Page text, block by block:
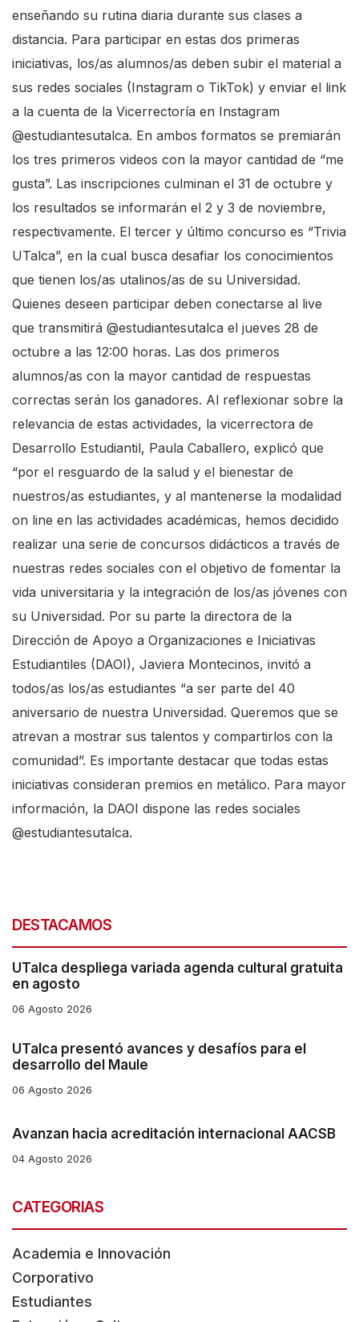
enseñando su rutina diaria durante sus clases a
distancia. Para participar en estas dos primeras
iniciativas, los/as alumnos/as deben subir el material a
sus redes sociales (Instagram o TikTok) y enviar el link
a la cuenta de la Vicerrectoría en Instagram
@estudiantesutalca. En ambos formatos se premiarán
los tres primeros videos con la mayor cantidad de “me
gusta”. Las inscripciones culminan el 31 de octubre y
los resultados se informarán el 2 y 3 de noviembre,
respectivamente. El tercer y último concurso es “Trivia
UTalca”, en la cual busca desafiar los conocimientos
que tienen los/as utalinos/as de su Universidad.
Quienes deseen participar deben conectarse al live
que transmitirá @estudiantesutalca el jueves 28 de
octubre a las 12:00 horas. Las dos primeros
alumnos/as con la mayor cantidad de respuestas
correctas serán los ganadores. Al reflexionar sobre la
relevancia de estas actividades, la vicerrectora de
Desarrollo Estudiantil, Paula Caballero, explicó que
“por el resguardo de la salud y el bienestar de
nuestros/as estudiantes, y al mantenerse la modalidad
on line en las actividades académicas, hemos decidido
realizar una serie de concursos didácticos a través de
nuestras redes sociales con el objetivo de fomentar la
vida universitaria y la integración de los/as jóvenes con
su Universidad. Por su parte la directora de la
Dirección de Apoyo a Organizaciones e Iniciativas
Estudiantiles (DAOI), Javiera Montecinos, invitó a
todos/as los/as estudiantes “a ser parte del 40
aniversario de nuestra Universidad. Queremos que se
atrevan a mostrar sus talentos y compartirlos con la
comunidad”. Es importante destacar que todas estas
iniciativas consideran premios en metálico. Para mayor
información, la DAOI dispone las redes sociales
@estudiantesutalca.
DESTACAMOS
UTalca despliega variada agenda cultural gratuita
en agosto
06 Agosto 2026
UTalca presentó avances y desafíos para el
desarrollo del Maule
06 Agosto 2026
Avanzan hacia acreditación internacional AACSB
04 Agosto 2026
CATEGORIAS
Academia e Innovación
Corporativo
Estudiantes